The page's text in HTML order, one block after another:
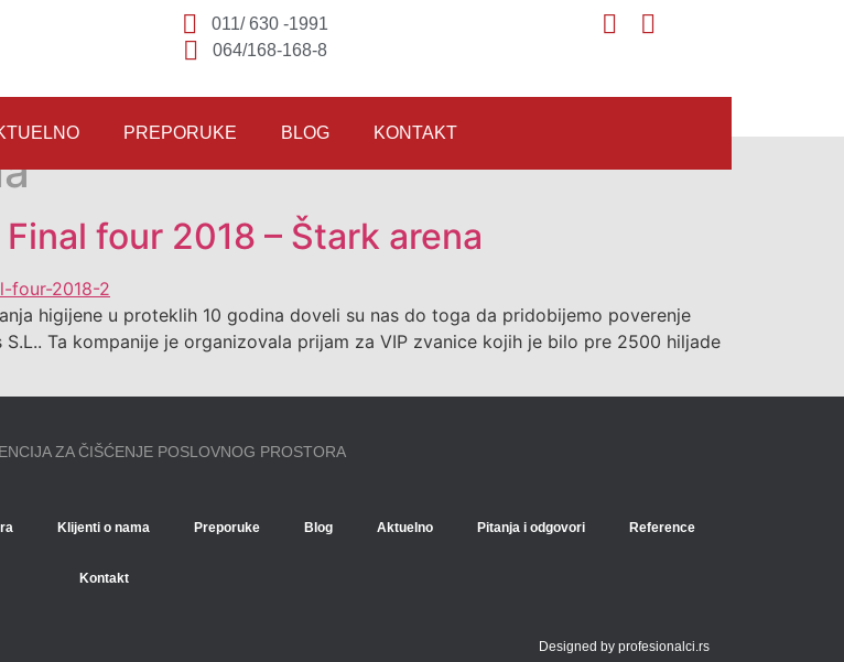
011/ 630 -1991
064/168-168-8
PREPORUKE BLOG KONTAKT
four 2018 – Štark arena
higijene u proteklih 10 godina doveli su nas do toga da pridobijemo poverenje
Ta kompanije je organizovala prijam za VIP zvanice kojih je bilo pre 2500 hiljade
ZA ČIŠĆENJE POSLOVNOG PROSTORA
Klijenti o nama Preporuke Blog Aktuelno Pitanja i odgovori Reference
Kontakt
Designed by profesionalci.rs